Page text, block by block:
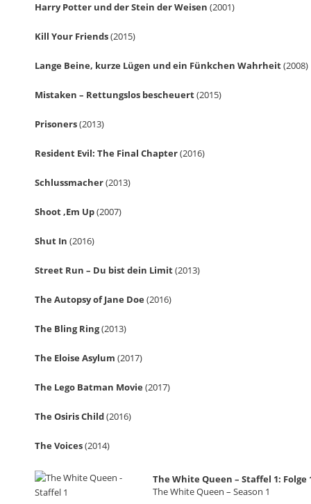
Harry Potter und der Stein der Weisen (2001)
Kill Your Friends(2015)
Lange Beine, kurze Lügen und ein Fünkchen Wahrheit(2008)
Mistaken – Rettungslos bescheuert(2015)
Prisoners(2013)
Resident Evil: The Final Chapter(2016)
Schlussmacher(2013)
Shoot ‚Em Up(2007)
Shut In (2016)
Street Run – Du bist dein Limit(2013)
The Autopsy of Jane Doe (2016)
The Bling Ring(2013)
The Eloise Asylum (2017)
The Lego Batman Movie (2017)
The Osiris Child(2016)
The Voices(2014)
The White Queen – Staffel 1:
The White Queen – Season 1